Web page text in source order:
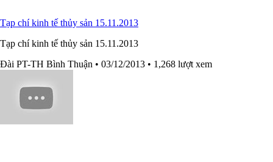
Tạp chí kinh tế thủy sản 15.11.2013
Tạp chí kinh tế thủy sản 15.11.2013
Đài PT-TH Bình Thuận • 03/12/2013 • 1,268 lượt xem